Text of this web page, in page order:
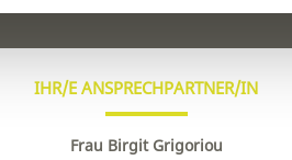
IHR/E ANSPRECHPARTNER/IN
Frau Birgit Grigoriou